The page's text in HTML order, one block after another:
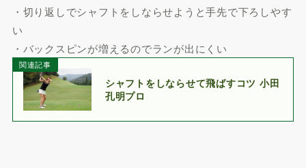
・切り返しでシャフトをしならせようと手先で下ろしやす
い
・バックスピンが増えるのでランが出にくい
関連記事
シャフトをしならせて飛ばすコツ 小田
孔明プロ